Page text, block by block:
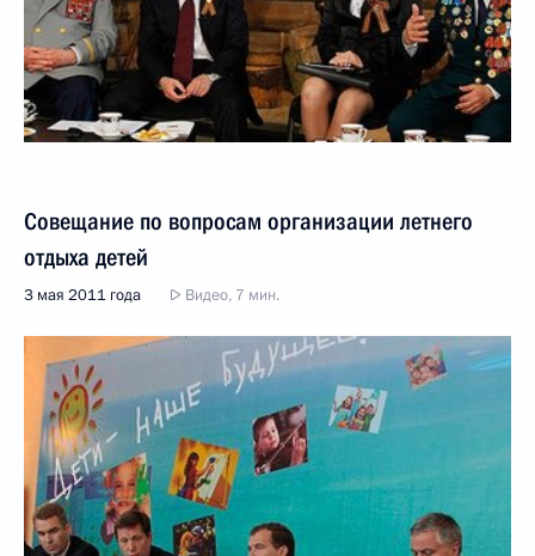
Совещание по вопросам организации летнего
отдыха детей
3 мая 2011 года Видео, 7 мин.